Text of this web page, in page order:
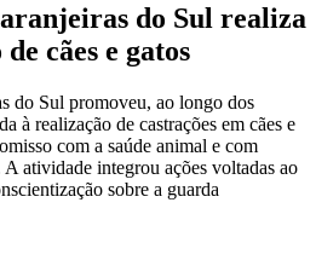
do Sul realiza
cães e gatos
do Sul promoveu, ao longo dos
à realização de castrações em cães e
com a saúde animal e com
atividade integrou ações voltadas ao
sobre a guarda